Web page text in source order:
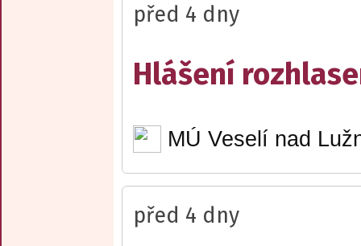
před 4 dny
Hlášení
MÚ Veselí nad
před 4 dny